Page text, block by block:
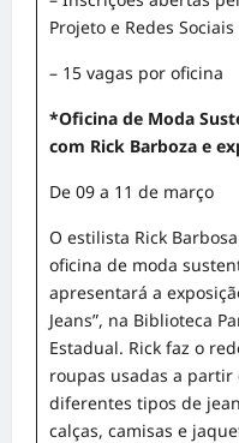
Projeto e Redes Sociais
– 15 vagas por oficina
*Oficina de Moda
com Rick Barboza e
De 09 a 11 de março
O estilista Rick
oficina de moda
apresentará a
Jeans”, na Biblioteca
Estadual. Rick faz o
roupas usadas a partir
diferentes tipos de
calças, camisas e